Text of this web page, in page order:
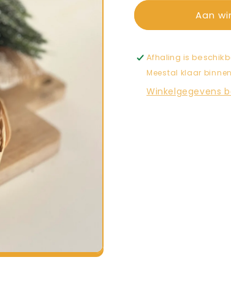
Suikerbrood
Aan
Afhaling is
Meestal klaar
Winkelgegevens